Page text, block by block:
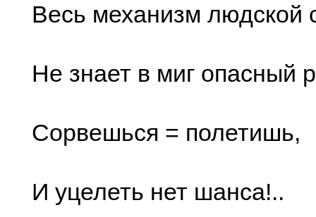
Весь механизм людской
Не знает в миг опасный
Сорвешься = полетишь,
И уцелеть нет шанса!..